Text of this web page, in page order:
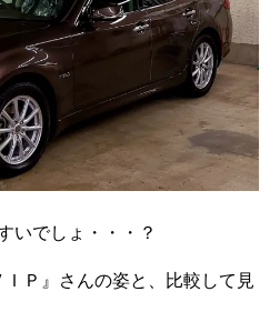
いでしょ・・・？
Ｐ』さんの姿と、比較して見